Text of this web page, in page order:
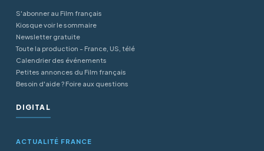
S'abonner au Film français
Kiosque voir le sommaire
Newsletter gratuite
Toute la production - France, US, télé
Calendrier des événements
Petites annonces du Film français
Besoin d'aide ? Foire aux questions
DIGITAL
ACTUALITÉ FRANCE